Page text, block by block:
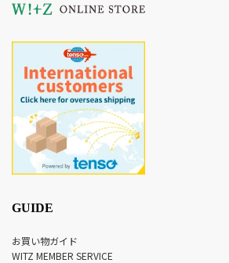
GUIDE
お買い物ガイド
WITZ MEMBER SERVICE